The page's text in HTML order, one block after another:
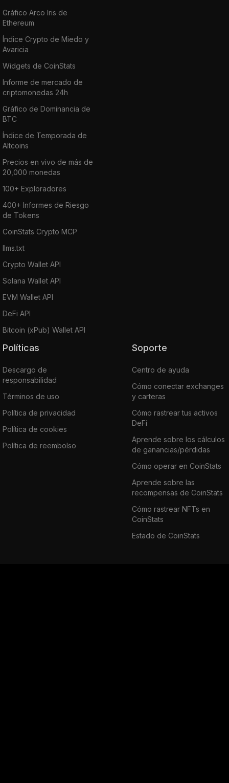
Gráfico Arco Iris de
Ethereum
Índice Crypto de Miedo y
Avaricia
Widgets de CoinStats
Informe de mercado de
criptomonedas 24h
Gráfico de Dominancia de
BTC
Índice de Temporada de
Altcoins
Precios en vivo de más de
20,000 monedas
100+ Exploradores
400+ Informes de Riesgo
de Tokens
CoinStats Crypto MCP
llms.txt
Crypto Wallet API
Solana Wallet API
EVM Wallet API
DeFi API
Bitcoin (xPub) Wallet API
Políticas
Descargo de
responsabilidad
Términos de uso
Política de privacidad
Política de cookies
Política de reembolso
Soporte
Centro de ayuda
Cómo conectar exchanges
y carteras
Cómo rastrear tus activos
DeFi
Aprende sobre los cálculos
de ganancias/pérdidas
Cómo operar en CoinStats
Aprende sobre las
recompensas de CoinStats
Cómo rastrear NFTs en
CoinStats
Estado de CoinStats